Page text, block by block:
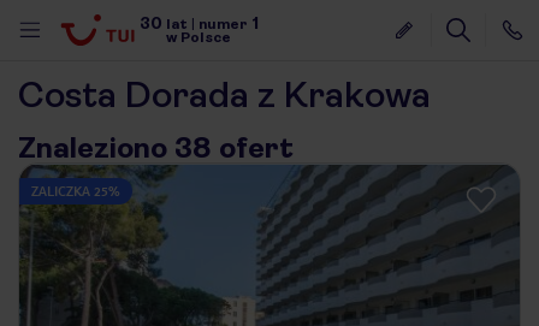
30 lat numer 1
w Polsce
Costa Dorada z Krakowa
Znaleziono 38 ofert
ZALICZKA 25%